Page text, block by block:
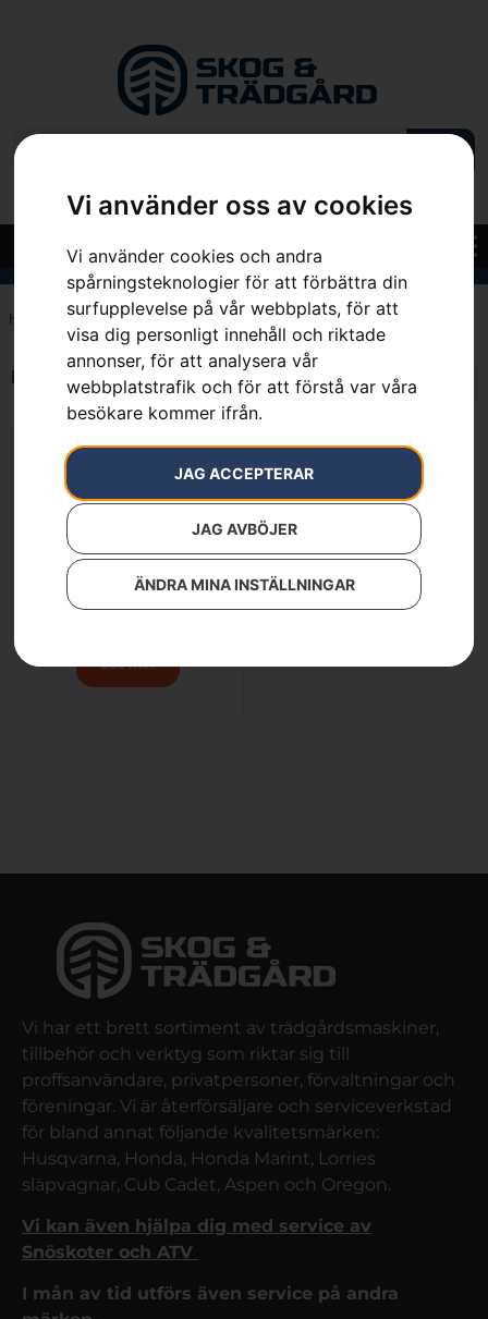
Vi använder oss av cookies
Vi använder cookies och andra
spårningsteknologier för att förbättra din
surfupplevelse på vår webbplats, för att
visa dig personligt innehåll och riktade
annonser, för att analysera vår
webbplatstrafik och för att förstå var våra
besökare kommer ifrån.
JAG ACCEPTERAR
JAG AVBÖJER
ÄNDRA MINA INSTÄLLNINGAR
Hem 2.84 kW
Endast ett sökresultat
HUSQVARNA 360BT
7 990kr
Läs mer
Vi har ett brett sortiment av trädgårdsmaskiner,
tillbehör och verktyg som riktar sig till
proffsanvändare, privatpersoner, förvaltningar och
föreningar. Vi är återförsäljare och serviceverkstad
för bland annat följande kvalitetsmärken:
Husqvarna, Honda, Honda Marint, Lorries
släpvagnar, Cub Cadet, Aspen och Oregon.
Vi kan även hjälpa dig med service av
Snöskoter och ATV
I mån av tid utförs även service på andra